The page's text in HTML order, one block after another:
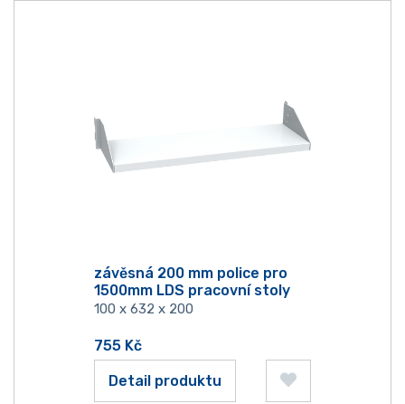
závěsná 200 mm police pro
1500mm LDS pracovní stoly
100 x 632 x 200
755 Kč
Detail produktu